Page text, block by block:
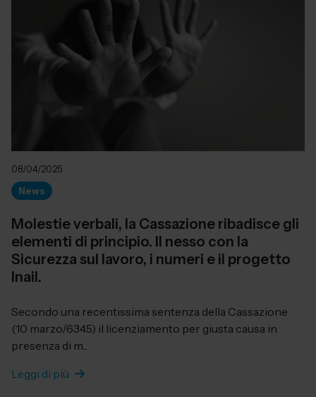
08/04/2025
News
Molestie verbali, la Cassazione ribadisce gli
elementi di principio. Il nesso con la
Sicurezza sul lavoro, i numeri e il progetto
Inail.
Secondo una recentissima sentenza della Cassazione
(10 marzo/6345) il licenziamento per giusta causa in
presenza di m...
Leggi di più